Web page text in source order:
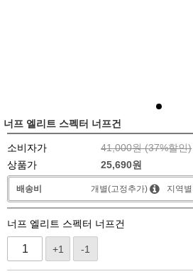
너프 엘리트 스펙터 너프건
소비자가 41,000원 (37%할인)
상품가
25,690원
배송비 개별(고정추가) 지역별
너프 엘리트 스펙터 너프건
+1 -1